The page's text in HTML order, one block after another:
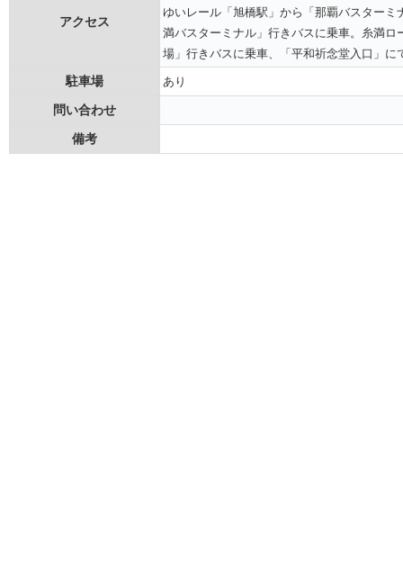
アクセス
ゆいレール「旭橋駅」から「那覇バスター
満バスターミナル」行きバスに乗車。糸満
場」行きバスに乗車、「平和祈念堂入口」に
駐車場 あり
問い合わせ
備考